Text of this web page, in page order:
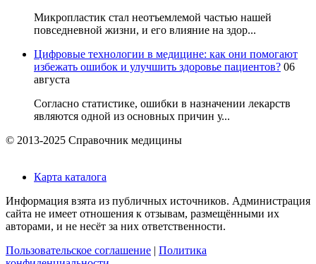
Микропластик стал неотъемлемой частью нашей
повседневной жизни, и его влияние на здор...
Цифровые технологии в медицине: как они помогают
избежать ошибок и улучшить здоровье пациентов? 06
августа
Согласно статистике, ошибки в назначении лекарств
являются одной из основных причин у...
© 2013-2025 Справочник медицины
Карта каталога
Информация взята из публичных источников. Администрация
сайта не имеет отношения к отзывам, размещёнными их
авторами, и не несёт за них ответственности.
Пользовательское соглашение | Политика